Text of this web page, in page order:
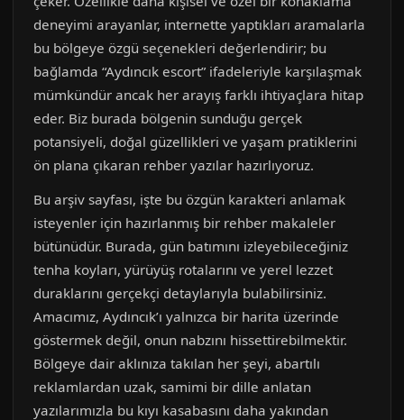
deneyimi arayanlar, internette yaptıkları aramalarla
bu bölgeye özgü seçenekleri değerlendirir; bu
bağlamda “Aydıncık escort” ifadeleriyle karşılaşmak
mümkündür ancak her arayış farklı ihtiyaçlara hitap
eder. Biz burada bölgenin sunduğu gerçek
potansiyeli, doğal güzellikleri ve yaşam pratiklerini
ön plana çıkaran rehber yazılar hazırlıyoruz.
Bu arşiv sayfası, işte bu özgün karakteri anlamak
isteyenler için hazırlanmış bir rehber makaleler
bütünüdür. Burada, gün batımını izleyebileceğiniz
tenha koyları, yürüyüş rotalarını ve yerel lezzet
duraklarını gerçekçi detaylarıyla bulabilirsiniz.
Amacımız, Aydıncık’ı yalnızca bir harita üzerinde
göstermek değil, onun nabzını hissettirebilmektir.
Bölgeye dair aklınıza takılan her şeyi, abartılı
reklamlardan uzak, samimi bir dille anlatan
yazılarımızla bu kıyı kasabasını daha yakından